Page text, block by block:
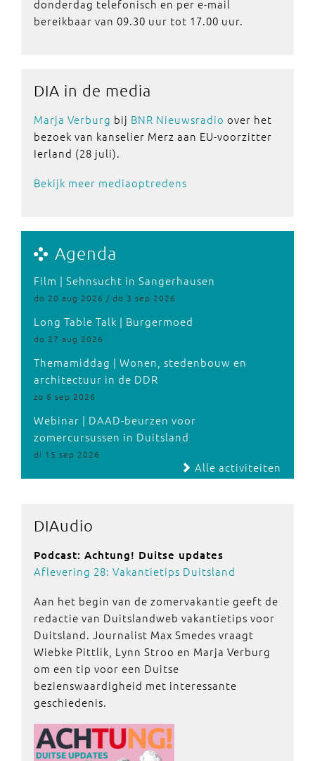
donderdag telefonisch en per e-mail
bereikbaar van 09.30 uur tot 17.00 uur.
DIA in de media
Marja Verburg bij BNR Nieuwsradio over het
bezoek van kanselier Merz aan EU-voorzitter
Ierland (28 juli).
Bekijk meer mediaoptredens
Agenda
Film | Sehnsucht in Sangerhausen
do 20 aug 2026 / do 3 sep 2026
Long Table Talk | Burgermoed
do 27 aug 2026
Themamiddag | Wonen, stedenbouw en
architectuur in de DDR
zo 6 sep 2026
Webinar | DAAD-beurzen voor
zomercursussen in Duitsland
di 15 sep 2026
Alle activiteiten
DIAudio
Podcast: Achtung! Duitse updates
Aflevering 28: Vakantietips Duitsland
Aan het begin van de zomervakantie geeft de
redactie van Duitslandweb vakantietips voor
Duitsland. Journalist Max Smedes vraagt
Wiebke Pittlik, Lynn Stroo en Marja Verburg
om een tip voor een Duitse
bezienswaardigheid met interessante
geschiedenis.